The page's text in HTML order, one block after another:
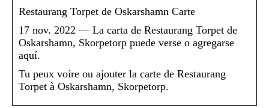
Restaurang Torpet de Oskarshamn Carte
17 nov. 2022 — La carta de Restaurang Torpet de
Oskarshamn, Skorpetorp puede verse o agregarse
aquí.
Tu peux voire ou ajouter la carte de Restaurang
Torpet à Oskarshamn, Skorpetorp.